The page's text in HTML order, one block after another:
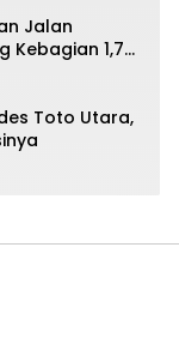
Jalan
Kebagian 1,7
Toto Utara,